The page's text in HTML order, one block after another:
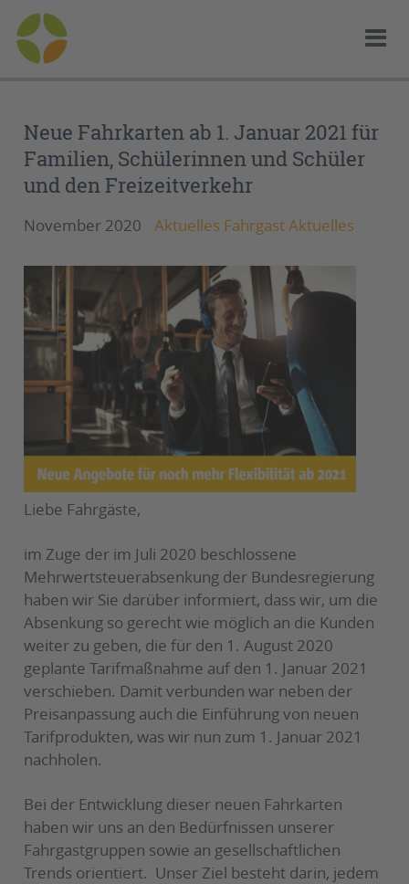
Neue Fahrkarten ab 1. Januar 2021 für
Familien, Schülerinnen und Schüler
und den Freizeitverkehr
November 2020 Aktuelles Fahrgast Aktuelles
Liebe Fahrgäste,
im Zuge der im Juli 2020 beschlossene
Mehrwertsteuerabsenkung der Bundesregierung
haben wir Sie darüber informiert, dass wir, um die
Absenkung so gerecht wie möglich an die Kunden
weiter zu geben, die für den 1. August 2020
geplante Tarifmaßnahme auf den 1. Januar 2021
verschieben. Damit verbunden war neben der
Preisanpassung auch die Einführung von neuen
Tarifprodukten, was wir nun zum 1. Januar 2021
nachholen.
Bei der Entwicklung dieser neuen Fahrkarten
haben wir uns an den Bedürfnissen unserer
Fahrgastgruppen sowie an gesellschaftlichen
Trends orientiert. Unser Ziel besteht darin, jedem